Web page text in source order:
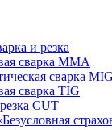
и резка
сварка MMA
сварка
сварка TIG
CUT